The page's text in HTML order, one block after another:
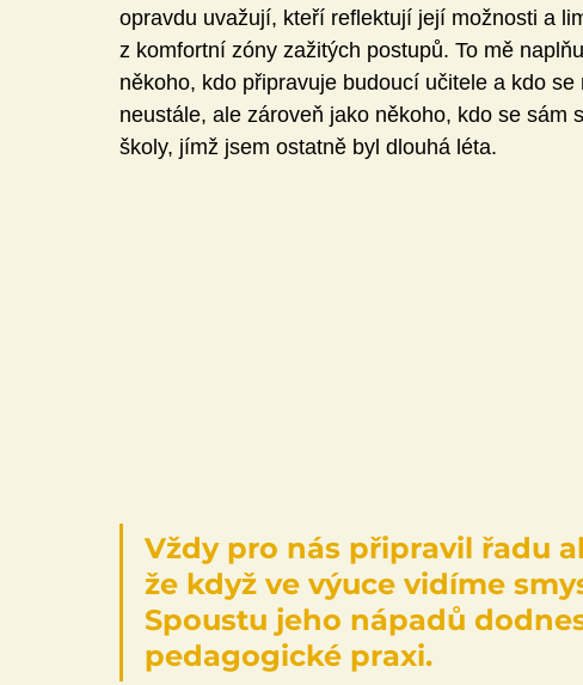
opravdu uvažují, kteří reflektují její možnosti a
z komfortní zóny zažitých postupů. To mě
někoho, kdo připravuje budoucí učitele a kdo
neustále, ale zároveň jako někoho, kdo se
školy, jímž jsem ostatně byl dlouhá léta.
Vždy pro nás připravil řadu
že když ve výuce vidíme
Spoustu jeho nápadů
pedagogické praxi.